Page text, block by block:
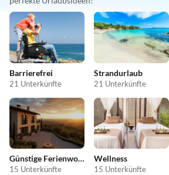
Barrierefrei
21 Unterkünfte
Strandurlaub
21 Unterkünfte
Günstige Ferienwohnungen
15 Unterkünfte
Wellness
15 Unterkünfte